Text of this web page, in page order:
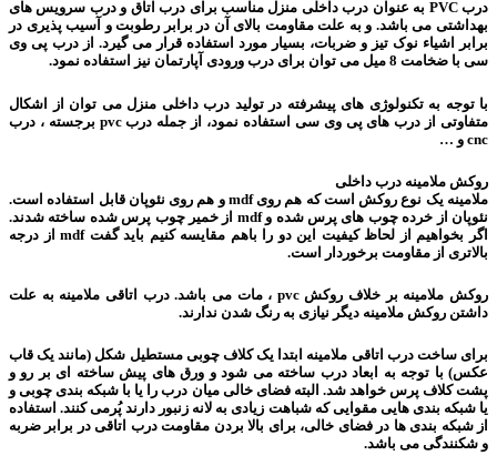
درب PVC به عنوان درب داخلی منزل مناسب برای درب اتاق و درب سرویس های
بهداشتی می باشد. و به علت مقاومت بالای آن در برابر رطوبت و آسیب پذیری در
برابر اشیاء نوک تیز و ضربات، بسیار مورد استفاده قرار می گیرد. از درب پی وی
سی با ضخامت 8 میل می توان برای درب ورودی آپارتمان نیز استفاده نمود.
با توجه به تکنولوژی های پیشرفته در تولید درب داخلی منزل می توان از اشکال
متفاوتی از درب های پی وی سی استفاده نمود، از جمله درب pvc برجسته ، درب
cnc و …
روکش ملامینه درب داخلی
ملامینه یک نوع روکش است که هم روی mdf و هم روی نئوپان قابل استفاده است.
نئوپان از خرده چوب های پرس شده و mdf از خمیر چوب پرس شده ساخته شدند.
اگر بخواهیم از لحاظ کیفیت این دو را باهم مقایسه کنیم باید گفت mdf از درجه
بالاتری از مقاومت برخوردار است.
روکش ملامینه بر خلاف روکش pvc ، مات می باشد. درب اتاقی ملامینه به علت
داشتن روکش ملامینه دیگر نیازی به رنگ شدن ندارند.
برای ساخت درب اتاقی ملامینه ابتدا یک کلاف چوبی مستطیل شکل (مانند یک قاب
عکس) با توجه به ابعاد درب ساخته می شود و ورق های پیش ساخته ای بر رو و
پشت کلاف پرس خواهد شد. البته فضای خالی میان درب را یا با شبکه بندی چوبی و
یا شبکه بندی هایی مقوایی که شباهت زیادی به لانه زنبور دارند پُرمی کنند. استفاده
از شبکه بندی ها در فضای خالی، برای بالا بردن مقاومت درب اتاقی در برابر ضربه
و شکنندگی می باشد.